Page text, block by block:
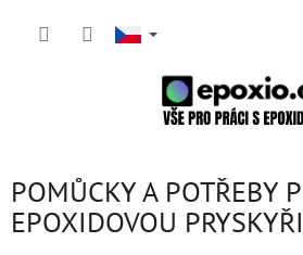
POMŮCKY A POTŘEBY
EPOXIDOVOU